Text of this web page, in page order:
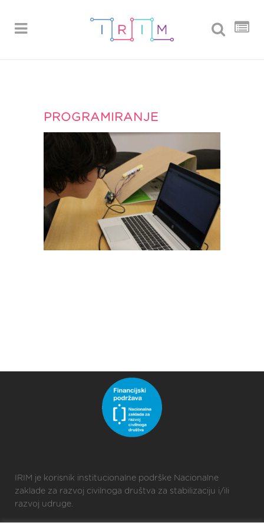
PROGRAMIRANJE
IRIM je korisnik institucionalne podrške Nacionalne
zaklade za razvoj civilnoga društva za stabilizaciju i/ili
razvoj udruge.